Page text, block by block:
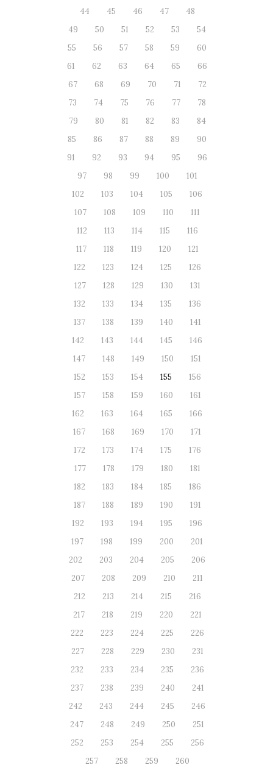
44
45 46 47
48
49
50 51 52 53
54
55
56 57 58 59
60
61
62 63 64 65
66
67
68 69 70 71
72
73
74 75 76 77
78
79
80 81 82 83
84
85
86 87 88 89
90
91
92 93 94 95
96
97
98 99 100
101
102
103 104 105
106
107
108 109 110
111
112
113 114 115
116
117
118 119 120
121
122
123 124 125
126
127
128 129 130
131
132
133 134 135
136
137
138 139 140
141
142
143 144 145
146
147
148 149 150
151
152
153 154 155
156
157
158 159 160
161
162
163 164 165
166
167
168 169 170
171
172
173 174 175
176
177
178 179 180
181
182
183 184 185
186
187
188 189 190
191
192
193 194 195
196
197
198 199 200
201
202
203 204 205
206
207
208 209 210
211
212
213 214 215
216
217
218 219 220
221
222
223 224 225
226
227
228 229 230
231
232
233 234 235
236
237
238 239 240
241
242
243 244 245
246
247
248 249 250
251
252
253 254 255
256
257
258 259 260